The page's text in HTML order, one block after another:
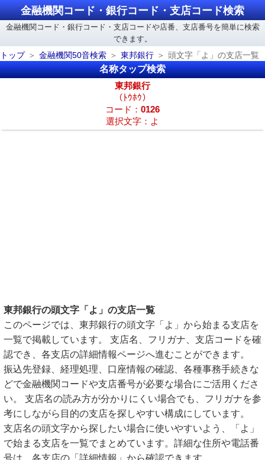
金融機関コード・銀行コード・支店コード検索
金融機関コード・銀行コード・支店コードや店番、支店番号を簡単に検索
できます。
トップ
金融機関50音検索 東邦銀行 頭文字「よ」の支店一覧
名称タップ検索
東邦銀行
（ﾄｳﾎｳ）
コード： 0126
選択文字：よ
東邦銀行の頭文字「よ」の支店一覧
このページでは、東邦銀行の頭文字「よ」から始まる支店を
一覧で掲載しています。 支店名、フリガナ、支店コードを確
認でき、各支店の詳細情報ページへ進むことができます。
振込先登録、経理処理、口座情報の確認、各種事務手続きな
どで金融機関コードや支店番号が必要な場合にご活用くださ
い。 支店名の読み方が分かりにくい場合でも、フリガナを参
考にしながら目的の支店を探しやすい構成にしています。
支店名の頭文字から探したい場合に使いやすいよう、「よ」
で始まる支店を一覧でまとめています。詳細な住所や電話番
号は、各支店の「詳細情報」から確認できます。